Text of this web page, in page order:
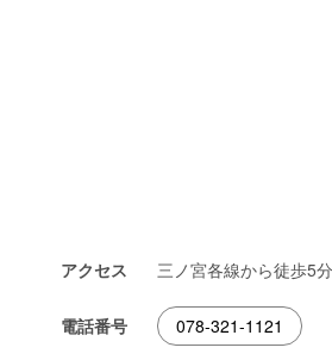
アクセス 三ノ宮各線から徒歩5分
電話番号 078-321-1121